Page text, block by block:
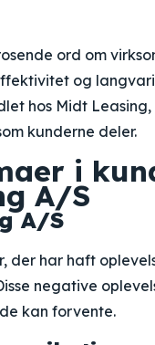
ord om
og
hos Midt
kunderne deler.
i
A/S
A/S
der har haft
negative
kan forvente.